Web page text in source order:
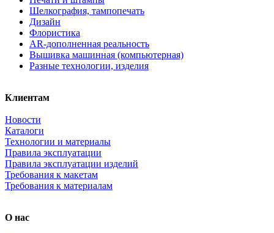
Шелкография, тампопечать
Дизайн
Флористика
AR-дополненная реальность
Вышивка машинная (компьютерная)
Разные технологии, изделия
Клиентам
Новости
Каталоги
Технологии и материалы
Правила эксплуатации
Правила эксплуатации изделий
Требования к макетам
Требования к материалам
О нас